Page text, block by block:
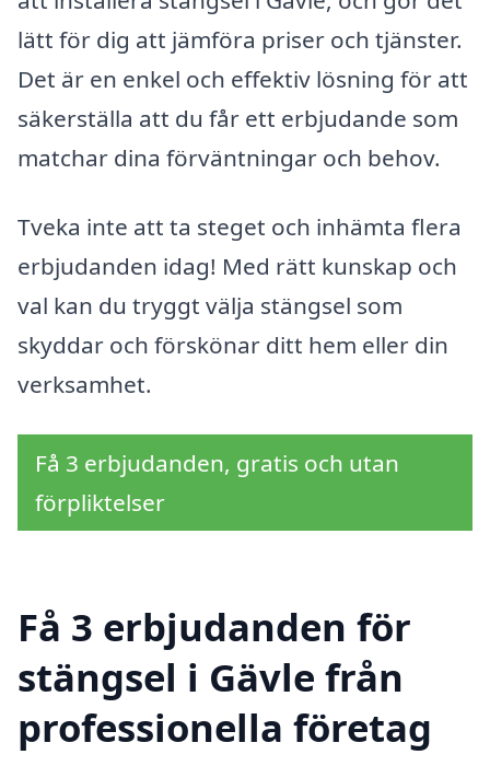
lätt för dig att jämföra priser och tjänster.
Det är en enkel och effektiv lösning för att
säkerställa att du får ett erbjudande som
matchar dina förväntningar och behov.
Tveka inte att ta steget och inhämta flera
erbjudanden idag! Med rätt kunskap och
val kan du tryggt välja stängsel som
skyddar och förskönar ditt hem eller din
verksamhet.
Få 3 erbjudanden, gratis och utan
förpliktelser
Få 3 erbjudanden för
stängsel i Gävle från
professionella företag